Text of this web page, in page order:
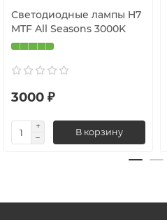
Светодиодные лампы H7
MTF All Seasons 3000K
3000 ₽
В корзину